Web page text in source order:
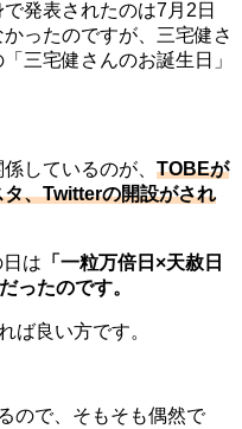
発表されたのは7月2日
ったのですが、三宅健さ
三宅健さんのお誕生日」
しているのが、 TOBEが
、Twitterの開設がされ
は 「一粒万倍日×天赦日
ったのです。
ば良い方です。
ので、そもそも偶然で